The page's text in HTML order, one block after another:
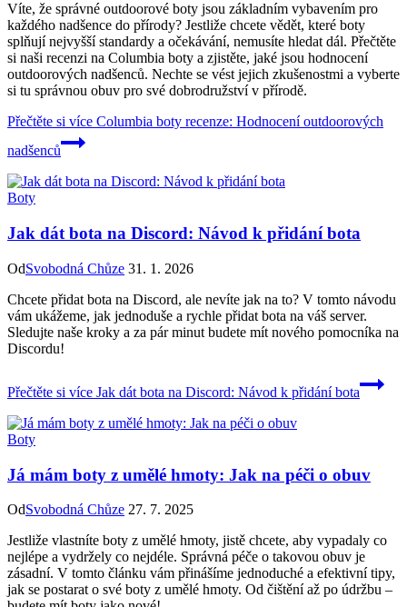
Víte, že správné outdoorové boty jsou základním vybavením pro
každého nadšence do přírody? Jestliže chcete vědět, které boty
splňují nejvyšší standardy a očekávání, nemusíte hledat dál. Přečtěte
si naši recenzi na Columbia boty a zjistěte, jaké jsou hodnocení
outdoorových nadšenců. Nechte se vést jejich zkušenostmi a vyberte
si tu správnou obuv pro své dobrodružství v přírodě.
Přečtěte si více Columbia boty recenze: Hodnocení outdoorových
nadšenců
Boty
Jak dát bota na Discord: Návod k přidání bota
OdSvobodná Chůze 31. 1. 2026
Chcete přidat bota na Discord, ale nevíte jak na to? V tomto návodu
vám ukážeme, jak jednoduše a rychle přidat bota na váš server.
Sledujte naše kroky a za pár minut budete mít nového pomocníka na
Discordu!
Přečtěte si více Jak dát bota na Discord: Návod k přidání bota
Boty
Já mám boty z umělé hmoty: Jak na péči o obuv
OdSvobodná Chůze 27. 7. 2025
Jestliže vlastníte boty z umělé hmoty, jistě chcete, aby vypadaly co
nejlépe a vydržely co nejdéle. Správná péče o takovou obuv je
zásadní. V tomto článku vám přinášíme jednoduché a efektivní tipy,
jak se postarat o své boty z umělé hmoty. Od čištění až po údržbu –